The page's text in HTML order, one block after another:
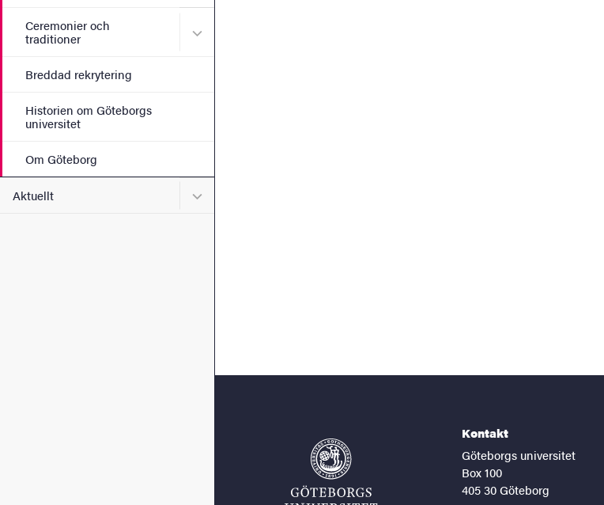
Ceremonier och
traditioner
Undermeny för Ceremonier och traditioner
Breddad rekrytering
Historien om Göteborgs
universitet
Om Göteborg
Aktuellt Undermeny för Aktuellt
Kontakt
Göteborgs universitet
Box 100
405 30 Göteborg